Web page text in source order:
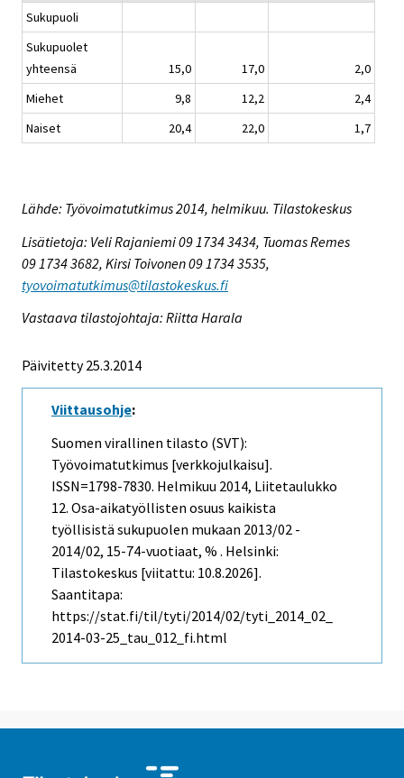
Sukupuoli
Sukupuolet
yhteensä
15,0 17,0
2,0
Miehet
9,8 12,2
2,4
Naiset
20,4 22,0 1,7
Lähde: Työvoimatutkimus 2014, helmikuu. Tilastokeskus
Lisätietoja: Veli Rajaniemi 09 1734 3434, Tuomas Remes
09 1734 3682, Kirsi Toivonen 09 1734 3535,
tyovoimatutkimus@tilastokeskus.fi
Vastaava tilastojohtaja: Riitta Harala
Päivitetty 25.3.2014
Viittausohje:
Suomen virallinen tilasto (SVT):
Työvoimatutkimus [verkkojulkaisu].
ISSN=1798-7830. Helmikuu 2014, Liitetaulukko
12. Osa-aikatyöllisten osuus kaikista
työllisistä sukupuolen mukaan 2013/02 -
2014/02, 15-74-vuotiaat, % . Helsinki:
Tilastokeskus [viitattu: 10.8.2026].
Saantitapa:
https://stat.fi/til/tyti/2014/02/tyti_2014_02_
2014-03-25_tau_012_fi.html